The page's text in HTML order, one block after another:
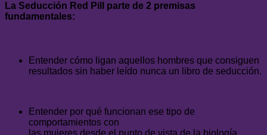
La Seducción Red Pill parte de 2 premisas
fundamentales:
Entender cómo ligan aquellos hombres que consiguen
resultados sin haber leído nunca un libro de seducción.
Entender por qué funcionan ese tipo de
comportamientos con
las mujeres desde el punto de vista de la biología